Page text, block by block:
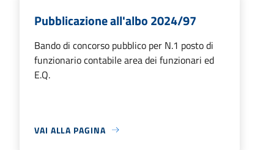
Pubblicazione all'albo 2024/97
Bando di concorso pubblico per N.1 posto di
funzionario contabile area dei funzionari ed
E.Q.
VAI ALLA PAGINA